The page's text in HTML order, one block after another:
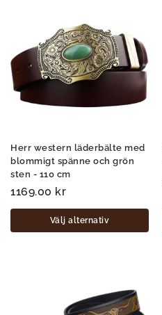
Herr western läderbälte med
blommigt spänne och grön
sten - 110 cm
1169.00 kr
Välj alternativ